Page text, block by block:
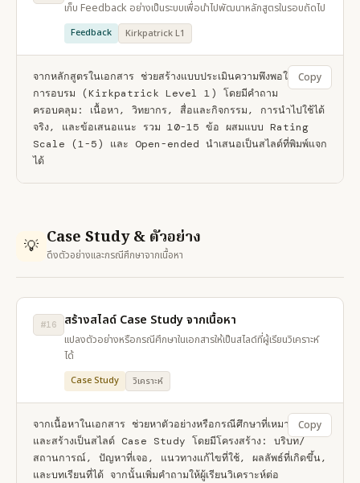
เก็บ Feedback อย่างเป็นระบบเพื่อนำไปพัฒนาหลักสูตรในรอบถัดไป
Feedback Kirkpatrick L1
จากหลักสูตรในเอกสาร ช่วยสร้างแบบประเมินความพึงพอใจหลัง
การอบรม (Kirkpatrick Level 1) โดยมีคำถาม
ครอบคลุม: เนื้อหา, วิทยากร, สื่อและกิจกรรม, การนำไปใช้ได้
จริง, และข้อเสนอแนะ รวม 10-15 ข้อ ผสมแบบ Rating
Scale (1-5) และ Open-ended นำเสนอเป็นสไลด์ที่พิมพ์แจก
ได้
Copy
💡 Case Study & ตัวอย่าง
ดึงตัวอย่างและกรณีศึกษาจากเนื้อหา
#16 สร้างสไลด์ Case Study จากเนื้อหา
แปลงตัวอย่างหรือกรณีศึกษาในเอกสารให้เป็นสไลด์ที่ผู้เรียนวิเคราะห์
ได้
Case Study วิเคราะห์
จากเนื้อหาในเอกสาร ช่วยหาตัวอย่างหรือกรณีศึกษาที่เหมาะสม
และสร้างเป็นสไลด์ Case Study โดยมีโครงสร้าง: บริบท/
สถานการณ์, ปัญหาที่เจอ, แนวทางแก้ไขที่ใช้, ผลลัพธ์ที่เกิดขึ้น,
และบทเรียนที่ได้ จากนั้นเพิ่มคำถามให้ผู้เรียนวิเคราะห์ต่อ
Copy